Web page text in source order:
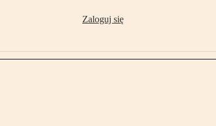
Zaloguj się